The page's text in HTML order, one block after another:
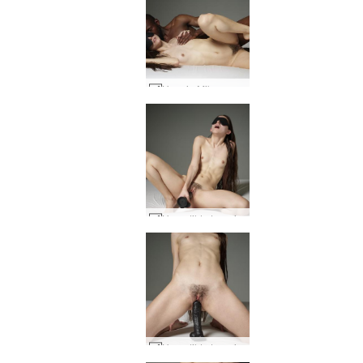
Hera dildo tanssi #21
Hera dildo tanssi #1